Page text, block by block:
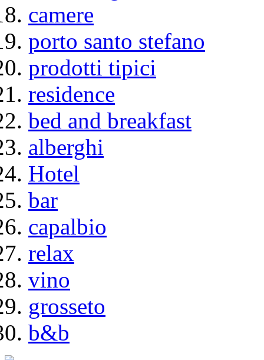
camere
porto santo stefano
prodotti tipici
residence
bed and breakfast
alberghi
Hotel
bar
capalbio
relax
vino
grosseto
b&b